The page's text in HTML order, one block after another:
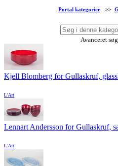
Portal kategorier >>
Avanceret
Kjell Blomberg for Gullaskruf,
L'Art
Lennart Andersson for Gullaskruf,
L'Art